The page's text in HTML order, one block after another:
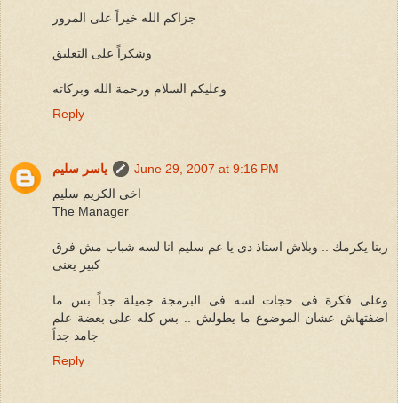
جزاكم الله خيراً على المرور
وشكراً على التعليق
وعليكم السلام ورحمة الله وبركاته
Reply
ياسر سليم
June 29, 2007 at 9:16 PM
اخى الكريم سليم
The Manager
ربنا يكرمك .. وبلاش استاذ دى يا عم سليم انا لسه شباب مش فرق
كبير يعنى
وعلى فكرة فى حجات لسه فى البرمجة جميلة جداً بس ما
اضفتهاش عشان الموضوع ما يطولش .. بس كله على بعضة علم
جامد جداً
Reply